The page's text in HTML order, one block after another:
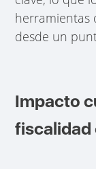
herramientas
desde un
Impacto
fiscalidad